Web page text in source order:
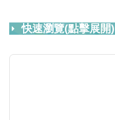
快速瀏覽(點擊展開)